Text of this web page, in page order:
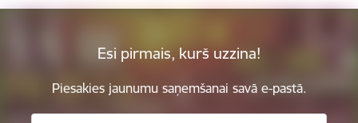
Esi pirmais, kurš uzzina!
Piesakies jaunumu saņemšanai savā e-pastā.